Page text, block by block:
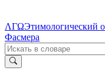
ΛΓΩЭтимологический
Фасмера